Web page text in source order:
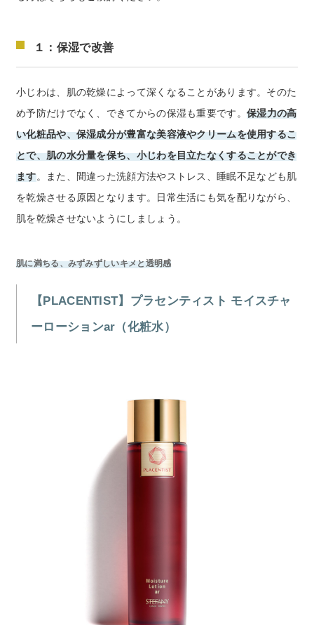
１：保湿で改善
小じわは、肌の乾燥によって深くなることがあります。そのた
め予防だけでなく、できてからの保湿も重要です。 保湿力の高
い化粧品や、保湿成分が豊富な美容液やクリームを使用するこ
とで、肌の水分量を保ち、小じわを目立たなくすることができ
ます。また、間違った洗顔方法やストレス、睡眠不足なども肌
を乾燥させる原因となります。日常生活にも気を配りながら、
肌を乾燥させないようにしましょう。
肌に満ちる、みずみずしいキメと透明感
【PLACENTIST】プラセンティスト モイスチャ
ーローションar（化粧水）